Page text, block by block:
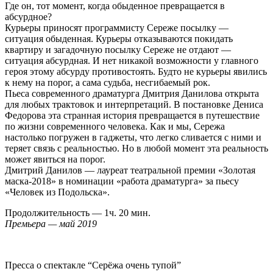
Где он, тот момент, когда обыденное превращается в
абсурдное?
Курьеры приносят программисту Сереже посылку —
ситуация обыденная. Курьеры отказываются покидать
квартиру и загадочную посылку Сереже не отдают —
ситуация абсурдная. И нет никакой возможности у главного
героя этому абсурду противостоять. Будто не курьеры явились
к нему на порог, а сама судьба, несгибаемый рок.
Пьеса современного драматурга Дмитрия Данилова открыта
для любых трактовок и интерпретаций. В постановке Дениса
Федорова эта странная история превращается в путешествие
по жизни современного человека. Как и мы, Сережа
настолько погружен в гаджеты, что легко сливается с ними и
теряет связь с реальностью. Но в любой момент эта реальность
может явиться на порог.
Дмитрий Данилов — лауреат театральной премии «Золотая
маска-2018» в номинации «работа драматурга» за пьесу
«Человек из Подольска».
Продолжительность — 1ч. 20 мин.
Премьера — май 2019
Пресса о спектакле “Серёжа очень тупой”